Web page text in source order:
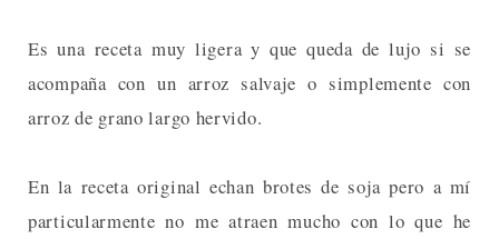
Es una receta muy ligera y que queda de lujo si se
acompaña con un arroz salvaje o simplemente con
arroz de grano largo hervido.
En la receta original echan brotes de soja pero a mí
particularmente no me atraen mucho con lo que he